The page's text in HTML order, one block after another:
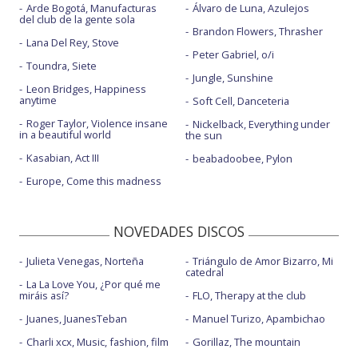
Arde Bogotá, Manufacturas
del club de la gente sola
Lana Del Rey, Stove
Toundra, Siete
Leon Bridges, Happiness
anytime
Roger Taylor, Violence insane
in a beautiful world
Kasabian, Act III
Europe, Come this madness
Álvaro de Luna, Azulejos
Brandon Flowers, Thrasher
Peter Gabriel, o/i
Jungle, Sunshine
Soft Cell, Danceteria
Nickelback, Everything under
the sun
beabadoobee, Pylon
NOVEDADES DISCOS
Julieta Venegas, Norteña
La La Love You, ¿Por qué me
miráis así?
Juanes, JuanesTeban
Charli xcx, Music, fashion, film
Triángulo de Amor Bizarro, Mi
catedral
FLO, Therapy at the club
Manuel Turizo, Apambichao
Gorillaz, The mountain